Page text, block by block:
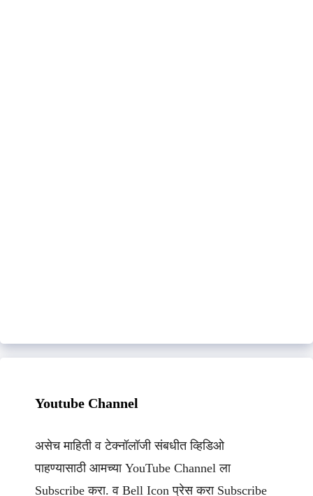
Youtube Channel
असेच माहिती व टेक्नॉलॉजी संबधीत व्हिडिओ
पाहण्यासाठी आमच्या YouTube Channel ला
Subscribe करा. व Bell Icon प्रेस करा Subscribe